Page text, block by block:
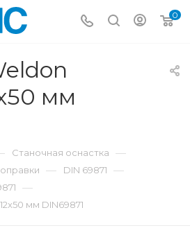
0
мм
Станочная оснастка —
— DIN 69871 —
—
мм DIN69871